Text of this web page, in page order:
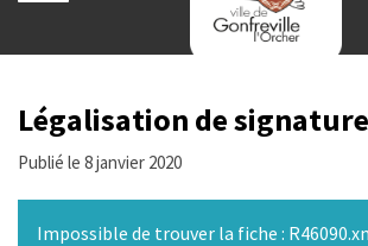
à
navigation
Légalisation de signature
Publié le 8 janvier 2020
Impossible de trouver la fiche :